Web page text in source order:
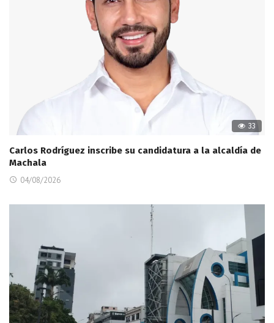
33
Carlos Rodríguez inscribe su candidatura a la alcaldía de
Machala
04/08/2026